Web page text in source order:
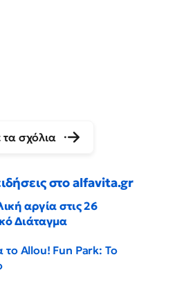
τα σχόλια
στο alfavita.gr
αργία στις 26
Διάταγμα
το Allou! Fun Park: Το